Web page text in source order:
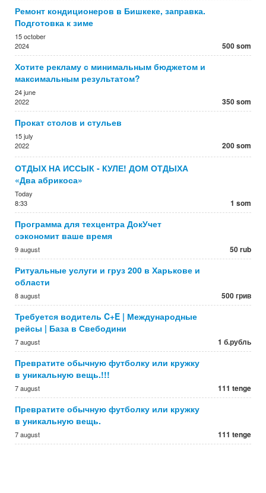
Ремонт кондиционеров в Бишкеке, заправка.
Подготовка к зиме
15 october
2024
500 som
Хотите рекламу с минимальным бюджетом и
максимальным результатом?
24 june
2022
350 som
Прокат столов и стульев
15 july
2022
200 som
ОТДЫХ НА ИССЫК - КУЛЕ! ДОМ ОТДЫХА
«Два абрикоса»
Today
8:33
1 som
Программа для техцентра ДокУчет
сэкономит ваше время
9 august 50 rub
Ритуальные услуги и груз 200 в Харькове и
области
8 august 500 грив
Требуется водитель C+E | Международные
рейсы | База в Свебодини
7 august 1 б.рубль
Превратите обычную футболку или кружку
в уникальную вещь.!!!
7 august 111 tenge
Превратите обычную футболку или кружку
в уникальную вещь.
7 august 111 tenge